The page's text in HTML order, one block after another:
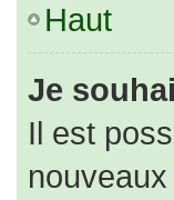
Haut
Je
Il est